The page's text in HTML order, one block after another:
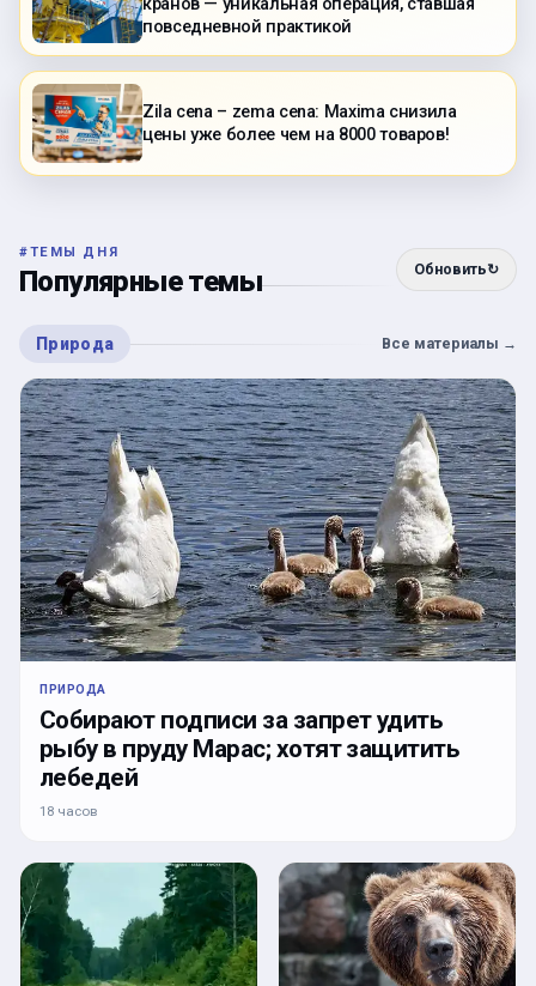
повседневной практикой
Zila cena – zema cena: Maxima снизила
цены уже более чем на 8000 товаров!
#ТЕМЫ ДНЯ
Популярные темы Обновить↻
Природа Все материалы →
ПРИРОДА
Собирают подписи за запрет удить
рыбу в пруду Марас; хотят защитить
лебедей
18 часов